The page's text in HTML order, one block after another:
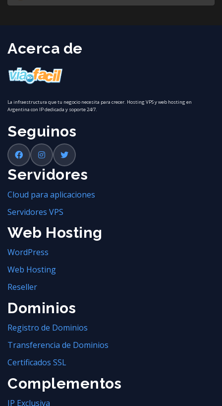
Acerca de
La infraestructura que tu negocio necesita para crecer. Hosting VPS y web hosting en
Argentina con IP dedicada y soporte 24/7.
Seguinos
Servidores
Cloud para aplicaciones
Servidores VPS
Web Hosting
WordPress
Web Hosting
Reseller
Dominios
Registro de Dominios
Transferencia de Dominios
Certificados SSL
Complementos
IP Exclusiva